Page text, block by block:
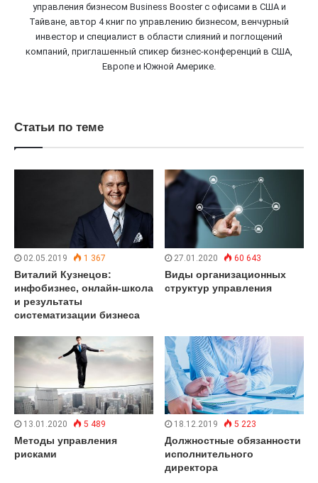
управления бизнесом Business Booster c офисами в США и
Тайване, автор 4 книг по управлению бизнесом, венчурный
инвестор и специалист в области слияний и поглощений
компаний, приглашенный спикер бизнес-конференций в США,
Европе и Южной Америке.
Статьи по теме
02.05.2019 1 367
Виталий Кузнецов:
инфобизнес, онлайн-школа
и результаты
систематизации бизнеса
27.01.2020 60 643
Виды организационных
структур управления
13.01.2020 5 489
Методы управления
рисками
18.12.2019 5 223
Должностные обязанности
исполнительного
директора